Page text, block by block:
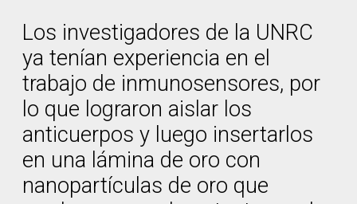
Los investigadores de la UNRC
ya tenían experiencia en el
trabajo de inmunosensores, por
lo que lograron aislar los
anticuerpos y luego insertarlos
en una lámina de oro con
nanopartículas de oro que